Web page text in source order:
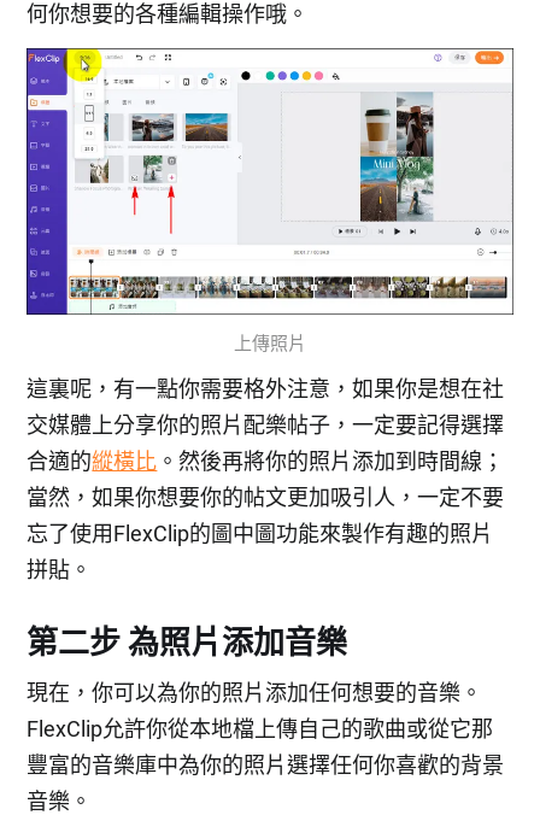
何你想要的各種編輯操作哦。
上傳照片
這裏呢，有一點你需要格外注意，如果你是想在社
交媒體上分享你的照片配樂帖子，一定要記得選擇
合適的縱橫比 。然後再將你的照片添加到時間線；
當然，如果你想要你的帖文更加吸引人，一定不要
忘了使用FlexClip的圖中圖功能來製作有趣的照片
拼貼。
第二步 為照片添加音樂
現在，你可以為你的照片添加任何想要的音樂。
FlexClip允許你從本地檔上傳自己的歌曲或從它那
豐富的音樂庫中為你的照片選擇任何你喜歡的背景
音樂。